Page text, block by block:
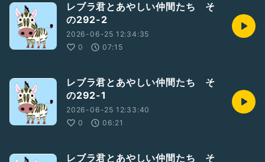
レブラ君とあやしい仲間たち そ
の292-2
2026-06-25 12:34:35
0
07:15
レブラ君とあやしい仲間たち そ
の292-1
2026-06-25 12:33:40
0
06:21
レブラ君とあやしい仲間たち そ